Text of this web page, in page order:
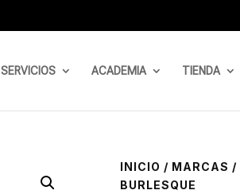
SERVICIOS ACADEMIA TIENDA
INICIO / MARCAS /
BURLESQUE